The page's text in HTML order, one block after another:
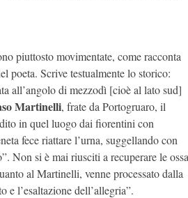
piuttosto movimentate, come racconta
poeta. Scrive testualmente lo storico:
all’angolo di mezzodì [cioè al lato sud]
Martinelli, frate da Portogruaro, il
in quel luogo dai fiorentini con
fece riattare l’urna, suggellando con
Non si è mai riusciti a recuperare le ossa
al Martinelli, venne processato dalla
e l’esaltazione dell’allegria”.